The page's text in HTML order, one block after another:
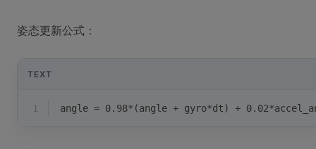
姿态更新公式：
TEXT
1 angle = 0.98*(angle + gyro*dt) +